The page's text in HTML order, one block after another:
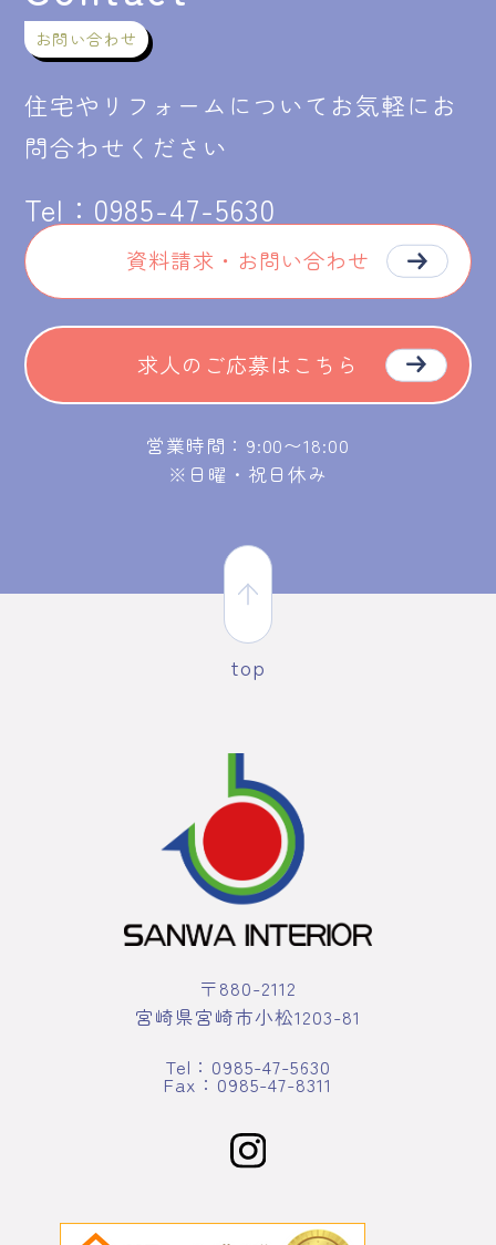
お問い合わせ
住宅やリフォームについてお気軽にお
問合わせください
Tel： 0985-47-5630
資料請求・お問い合わせ
求人のご応募はこちら
営業時間：9:00〜18:00
※日曜・祝日休み
top
〒880-2112
宮崎県宮崎市小松1203-81
Tel：0985-47-5630
Fax：0985-47-8311